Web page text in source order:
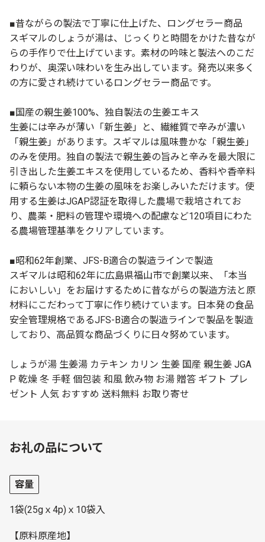
■昔ながらの製法で丁寧に仕上げた、ロングセラー商品
スギマルのしょうが湯は、じっくりと時間をかけた昔なが
らの手作りで仕上げています。素材の吟味と製法へのこだ
わりが、奥深い味わいを生み出しています。発売以来多く
の方に愛され続けているロングセラー商品です。
■国産の親生姜100%、独自製法の生姜エキス
生姜には辛みが薄い「新生姜」と、繊維質で辛みが濃い
「親生姜」があります。スギマルは風味豊かな「親生姜」
のみを使用。独自の製法で親生姜の旨みと辛みを最大限に
引き出した生姜エキスを使用しているため、香料や香辛料
に頼らない本物の生姜の風味をお楽しみいただけます。使
用する生姜はJGAP認証を取得した農場で栽培されてお
り、農薬・肥料の管理や環境への配慮など120項目にわた
る農場管理基準をクリアしています。
■昭和62年創業、JFS-B適合の製造ラインで製造
スギマルは昭和62年に広島県福山市で創業以来、「本当
においしい」をお届けするために昔ながらの製造方法と原
材料にこだわって丁寧に作り続けています。日本発の食品
安全管理規格であるJFS-B適合の製造ラインで製品を製造
しており、高品質な商品づくりに日々努めています。
しょうが湯 生姜湯 カテキン カリン 生姜 国産 親生姜 JGA
P 乾燥 冬 手軽 個包装 和風 飲み物 お湯 贈答 ギフト プレ
ゼント 人気 おすすめ 送料無料 お取り寄せ
お礼の品について
容量
1袋(25gｘ4p)ｘ10袋入
【原料原産地】